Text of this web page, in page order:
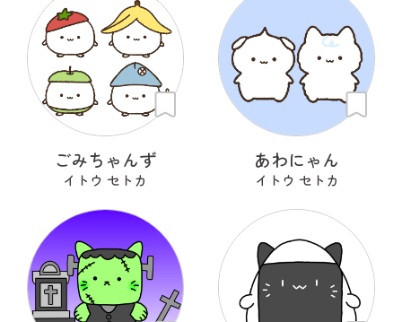
ごみちゃんず
イトウ セトカ
あわにゃん
イトウ セトカ